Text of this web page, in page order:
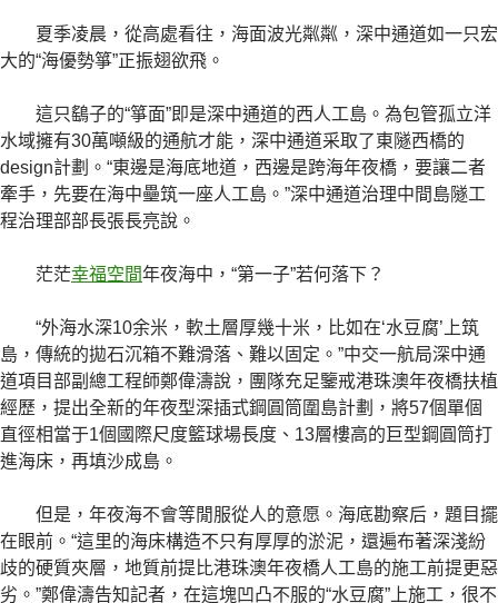
夏季凌晨，從高處看往，海面波光粼粼，深中通道如一只宏
大的“海優勢箏”正振翅欲飛。
這只鷂子的“箏面”即是深中通道的西人工島。為包管孤立洋
水域擁有30萬噸級的通航才能，深中通道采取了東隧西橋的
design計劃。“東邊是海底地道，西邊是跨海年夜橋，要讓二者
牽手，先要在海中壘筑一座人工島。”深中通道治理中間島隧工
程治理部部長張長亮說。
茫茫幸福空間年夜海中，“第一子”若何落下？
“外海水深10余米，軟土層厚幾十米，比如在‘水豆腐’上筑
島，傳統的拋石沉箱不難滑落、難以固定。”中交一航局深中通
道項目部副總工程師鄭偉濤說，團隊充足鑒戒港珠澳年夜橋扶植
經歷，提出全新的年夜型深插式鋼圓筒圍島計劃，將57個單個
直徑相當于1個國際尺度籃球場長度、13層樓高的巨型鋼圓筒打
進海床，再填沙成島。
但是，年夜海不會等閒服從人的意愿。海底勘察后，題目擺
在眼前。“這里的海床構造不只有厚厚的淤泥，還遍布著深淺紛
歧的硬質夾層，地質前提比港珠澳年夜橋人工島的施工前提更惡
劣。”鄭偉濤告知記者，在這塊凹凸不服的“水豆腐”上施工，很不